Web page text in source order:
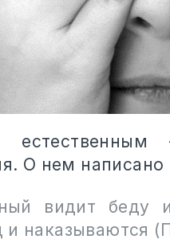
О нем написано
видит беду
и наказываются